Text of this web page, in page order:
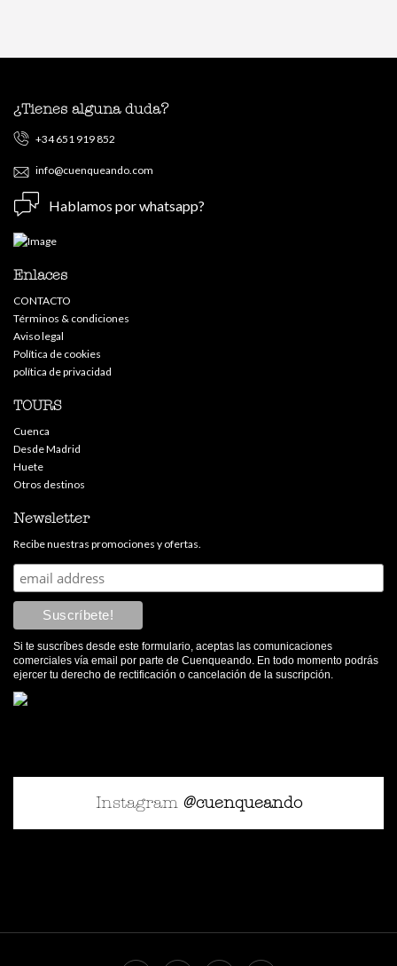
¿Tienes alguna duda?
+34 651 919 852
info@cuenqueando.com
Hablamos por whatsapp?
Enlaces
CONTACTO
Términos & condiciones
Aviso legal
Política de cookies
política de privacidad
TOURS
Cuenca
Desde Madrid
Huete
Otros destinos
Newsletter
Recibe nuestras promociones y ofertas.
Si te suscríbes desde este formulario, aceptas las comunicaciones
comerciales vía email por parte de Cuenqueando. En todo momento podrás
ejercer tu derecho de rectificación o cancelación de la suscripción.
Instagram @cuenqueando